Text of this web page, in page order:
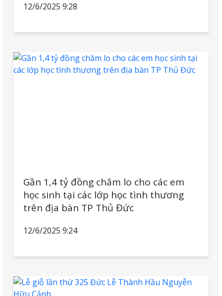
12/6/2025 9:28
Gần 1,4 tỷ đồng chăm lo cho các em
học sinh tại các lớp học tình thương
trên địa bàn TP Thủ Đức
12/6/2025 9:24